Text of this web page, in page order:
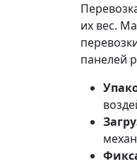
их вес.
панелей